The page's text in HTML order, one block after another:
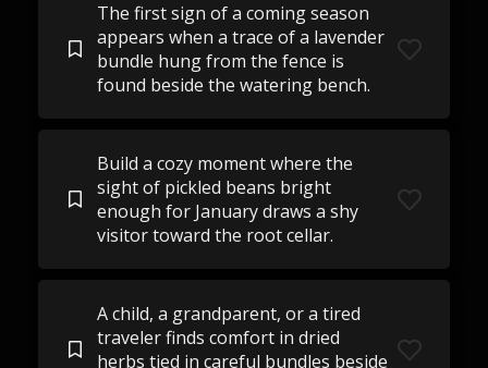
The first sign of a coming season
appears when a trace of a lavender
bundle hung from the fence is
found beside the watering bench.
Build a cozy moment where the
sight of pickled beans bright
enough for January draws a shy
visitor toward the root cellar.
A child, a grandparent, or a tired
traveler finds comfort in dried
herbs tied in careful bundles beside